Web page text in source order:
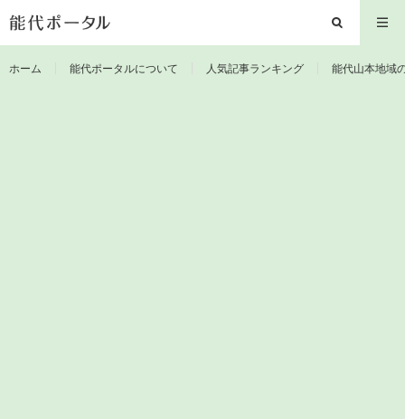
ホーム 能代ポータルについて 人気記事ランキング 能代山本地域